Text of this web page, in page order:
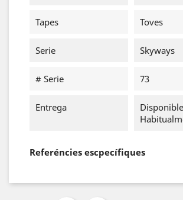
Tapes Toves
Serie Skyways
# Serie 73
Entrega
Disponible
Referéncies escpecífiques